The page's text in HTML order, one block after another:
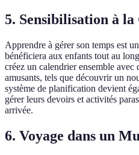
5. Sensibilisation à la
Apprendre à gérer son temps est
bénéficiera aux enfants tout au
créez un calendrier ensemble avec
amusants, tels que découvrir un
système de planification devient
gérer leurs devoirs et activités
arrivée.
6. Voyage dans un